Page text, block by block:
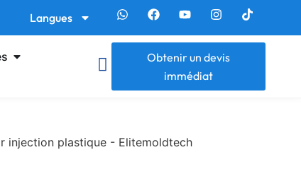
Langues
Obtenir un devis
immédiat